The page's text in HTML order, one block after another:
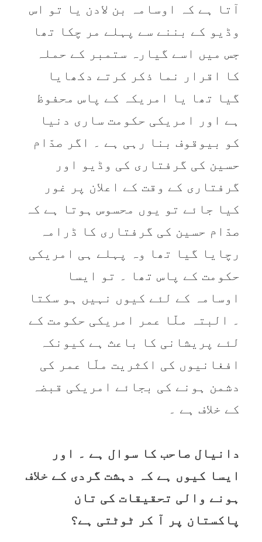
آتا ہے کہ اوسامہ بن لادن یا تو اس
وڈیو کے بننے سے پہلے مر چکا تھا
جس میں اسے گیارہ ستمبر کے حملہ
کا اقرار نما ذکر کرتے دکھایا
گیا تھا یا امریکہ کے پاس محفوظ
ہے اور امریکی حکومت ساری دنیا
کو بیوقوف بنا رہی ہے ۔ اگر صدّام
حسین کی گرفتاری کی وڈیو اور
گرفتاری کے وقت کے اعلان پر غور
کیا جائے تو یوں محسوس ہوتا ہے کہ
صدّام حسین کی گرفتاری کا ڈرامہ
رچایا گیا تھا وہ پہلے ہی امریکی
حکومت کے پاس تھا ۔ تو ایسا
اوسامہ کے لئے کیوں نہیں ہو سکتا
۔ البتہ ملّا عمر امریکی حکومت کے
لئے پریشانی کا باعث ہے کیونکہ
افغانیوں کی اکثریت ملّا عمر کی
دشمن ہونے کی بجائے امریکی قبضہ
کے خلاف ہے ۔
دانیال صاحب کا سوال ہے ۔ اور
ایسا کیوں ہے کہ دہشت گردی کے خلاف
ہونے والی تحقیقات کی تان
پاکستان پر آ کر ٹوٹتی ہے؟